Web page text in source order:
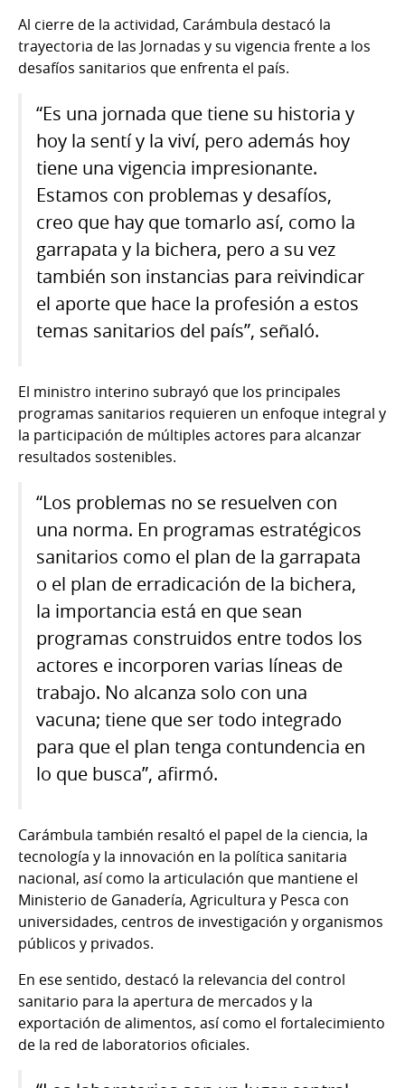
Al cierre de la actividad, Carámbula destacó la
trayectoria de las Jornadas y su vigencia frente a los
desafíos sanitarios que enfrenta el país.
“Es una jornada que tiene su historia y
hoy la sentí y la viví, pero además hoy
tiene una vigencia impresionante.
Estamos con problemas y desafíos,
creo que hay que tomarlo así, como la
garrapata y la bichera, pero a su vez
también son instancias para reivindicar
el aporte que hace la profesión a estos
temas sanitarios del país”, señaló.
El ministro interino subrayó que los principales
programas sanitarios requieren un enfoque integral y
la participación de múltiples actores para alcanzar
resultados sostenibles.
“Los problemas no se resuelven con
una norma. En programas estratégicos
sanitarios como el plan de la garrapata
o el plan de erradicación de la bichera,
la importancia está en que sean
programas construidos entre todos los
actores e incorporen varias líneas de
trabajo. No alcanza solo con una
vacuna; tiene que ser todo integrado
para que el plan tenga contundencia en
lo que busca”, afirmó.
Carámbula también resaltó el papel de la ciencia, la
tecnología y la innovación en la política sanitaria
nacional, así como la articulación que mantiene el
Ministerio de Ganadería, Agricultura y Pesca con
universidades, centros de investigación y organismos
públicos y privados.
En ese sentido, destacó la relevancia del control
sanitario para la apertura de mercados y la
exportación de alimentos, así como el fortalecimiento
de la red de laboratorios oficiales.